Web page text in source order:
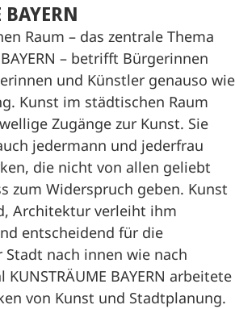
Raum – das zentrale Thema
– betrifft Bürgerinnen
und Künstler genauso wie
Kunst im städtischen Raum
Zugänge zur Kunst. Sie
jedermann und jederfrau
die nicht von allen geliebt
zum Widerspruch geben. Kunst
Architektur verleiht ihm
entscheidend für die
nach innen wie nach
BAYERN arbeitete
von Kunst und Stadtplanung.